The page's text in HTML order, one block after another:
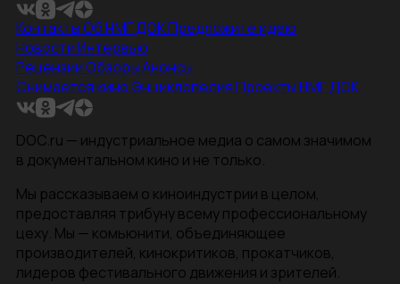
КонтактыОб НМГ ДОКПредложите идею
НовостиИнтервью
РецензииОбзорыАнонсы
Снимается кино ЭнциклопедияПроекты НМГ ДОК
DOC.ru — индустриальное медиа о самом значимом
в документальном кино и не только.
Мы рассказываем о киноиндустрии в целом,
предоставляя трибуну всему профессиональному
цеху. Мы — комьюнити, объединяющее
производителей, кинокритиков, прокатчиков,
лидеров фестивального движения и зрителей.